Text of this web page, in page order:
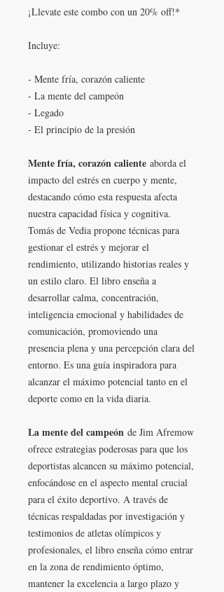
¡Llevate este combo con un 20% off!*
Incluye:
- Mente fría, corazón caliente
- La mente del campeón
- Legado
- El principio de la presión
Mente fría, corazón caliente aborda el
impacto del estrés en cuerpo y mente,
destacando cómo esta respuesta afecta
nuestra capacidad física y cognitiva.
Tomás de Vedia propone técnicas para
gestionar el estrés y mejorar el
rendimiento, utilizando historias reales y
un estilo claro. El libro enseña a
desarrollar calma, concentración,
inteligencia emocional y habilidades de
comunicación, promoviendo una
presencia plena y una percepción clara del
entorno. Es una guía inspiradora para
alcanzar el máximo potencial tanto en el
deporte como en la vida diaria.
La mente del campeón de Jim Afremow
ofrece estrategias poderosas para que los
deportistas alcancen su máximo potencial,
enfocándose en el aspecto mental crucial
para el éxito deportivo. A través de
técnicas respaldadas por investigación y
testimonios de atletas olímpicos y
profesionales, el libro enseña cómo entrar
en la zona de rendimiento óptimo,
mantener la excelencia a largo plazo y